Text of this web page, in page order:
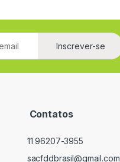
Inscrever-se
Contatos
11 96207-3955
sacfddbrasil@gmail.com